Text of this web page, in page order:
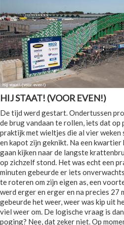
HIJ STAAT! (VOOR EVEN!)
De tijd werd gestart. Ondertussen
de brug vandaan te rollen, iets dat op
praktijk met wieltjes die al vier
en kapot zijn geknikt. Na een
gaan kijken naar de langste
op zichzelf stond. Het was echt een
minuten gebeurde er iets
te roteren om zijn eigen as, een
werd erger en erger en na precies 27
gebeurde het weer, weer was kip uit
viel weer om. De logische vraag is
poging? Nee, dat zeker niet. Op